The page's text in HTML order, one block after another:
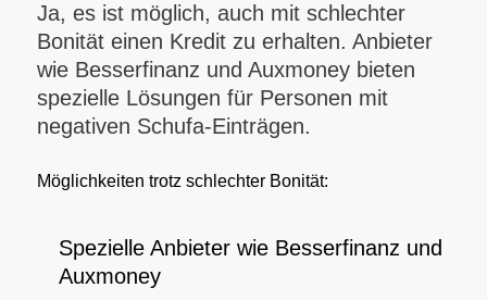
Ja, es ist möglich, auch mit schlechter
Bonität einen Kredit zu erhalten. Anbieter
wie Besserfinanz und Auxmoney bieten
spezielle Lösungen für Personen mit
negativen Schufa-Einträgen.
Möglichkeiten trotz schlechter Bonität:
Spezielle Anbieter wie Besserfinanz und
Auxmoney